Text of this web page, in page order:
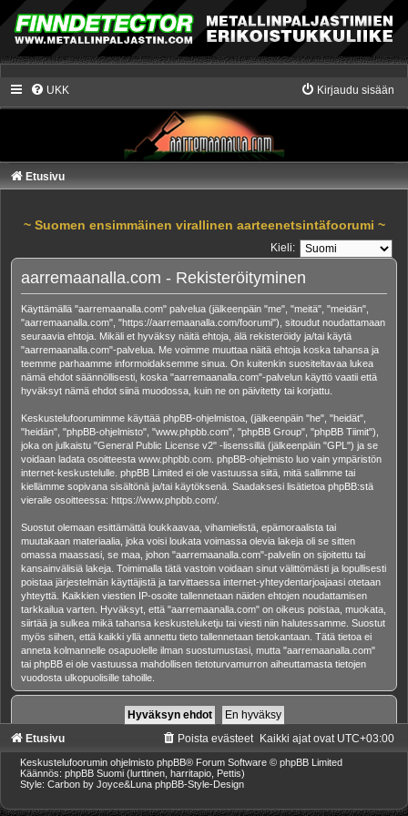
UKK Kirjaudu sisään
Etusivu
~ Suomen ensimmäinen virallinen aarteenetsintäfoorumi ~
Kieli:
aarremaanalla.com - Rekisteröityminen
Käyttämällä "aarremaanalla.com" palvelua (jälkeenpäin "me", "meitä", "meidän",
"aarremaanalla.com", "https://aarremaanalla.com/foorumi"), sitoudut noudattamaan
seuraavia ehtoja. Mikäli et hyväksy näitä ehtoja, älä rekisteröidy ja/tai käytä
"aarremaanalla.com"-palvelua. Me voimme muuttaa näitä ehtoja koska tahansa ja
teemme parhaamme informoidaksemme sinua. On kuitenkin suositeltavaa lukea
nämä ehdot säännöllisesti, koska "aarremaanalla.com"-palvelun käyttö vaatii että
hyväksyt nämä ehdot siinä muodossa, kuin ne on päivitetty tai korjattu.
Keskustelufoorumimme käyttää phpBB-ohjelmistoa, (jälkeenpäin "he", "heidät",
"heidän", "phpBB-ohjelmisto", "www.phpbb.com", "phpBB Group", "phpBB Tiimit"),
joka on julkaistu "General Public License v2" -lisenssillä (jälkeenpäin "GPL") ja se
voidaan ladata osoitteesta www.phpbb.com . phpBB-ohjelmisto luo vain ympäristön
internet-keskustelulle. phpBB Limited ei ole vastuussa siitä, mitä sallimme tai
kiellämme sopivana sisältönä ja/tai käytöksenä. Saadaksesi lisätietoa phpBB:stä
vieraile osoitteessa: https://www.phpbb.com/
Suostut olemaan esittämättä loukkaavaa, vihamielistä, epämoraalista tai
muutakaan materiaalia, joka voisi loukata voimassa olevia lakeja oli se sitten
omassa maassasi, se maa, johon "aarremaanalla.com"-palvelin on sijoitettu tai
kansainvälisiä lakeja. Toimimalla tätä vastoin voidaan sinut välittömästi ja lopullisesti
poistaa järjestelmän käyttäjistä ja tarvittaessa internet-yhteydentarjoajaasi otetaan
yhteyttä. Kaikkien viestien IP-osoite tallennetaan näiden ehtojen noudattamisen
tarkkailua varten. Hyväksyt, että "aarremaanalla.com" on oikeus poistaa, muokata,
siirtää ja sulkea mikä tahansa keskusteluketju tai viesti niin halutessamme. Suostut
myös siihen, että kaikki yllä annettu tieto tallennetaan tietokantaan. Tätä tietoa ei
anneta kolmannelle osapuolelle ilman suostumustasi, mutta "aarremaanalla.com"
tai phpBB ei ole vastuussa mahdollisen tietoturvamurron aiheuttamasta tietojen
vuodosta ulkopuolisille tahoille.
Etusivu Kaikki ajat ovat UTC+03:00
Poista evästeet
Keskustelufoorumin ohjelmisto phpBB® Forum Software © phpBB Limited
Käännös: phpBB Suomi (lurttinen, harritapio, Pettis)
Style: Carbon by Joyce&Luna phpBB-Style-Design